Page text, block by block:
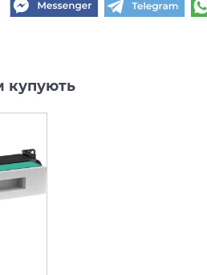
купують